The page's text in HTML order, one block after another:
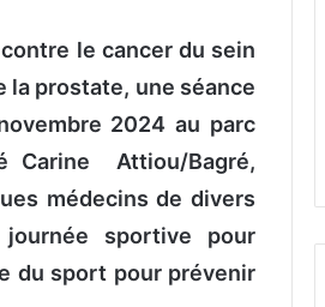
le cancer du sein
la prostate, une séance
2024 au parc
Carine Attiou/Bagré,
médecins de divers
sportive pour
du sport pour prévenir